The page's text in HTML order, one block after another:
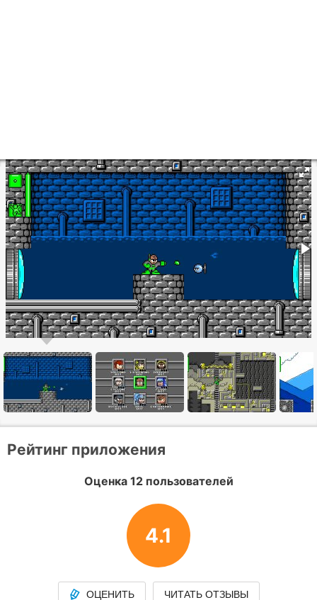
Рейтинг приложения
Оценка 12 пользователей
4.1
ОЦЕНИТЬ ЧИТАТЬ ОТЗЫВЫ